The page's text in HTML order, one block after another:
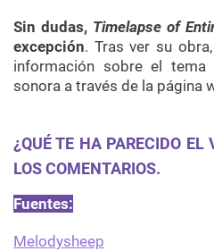
Sin dudas, Timelapse of
excepción. Tras ver su
información sobre el
sonora a través de la página
¿QUÉ TE HA PARECIDO EL
LOS COMENTARIOS.
Fuentes:
Melodysheep